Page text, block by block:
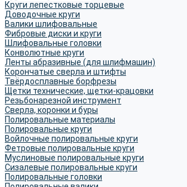
Круги лепестковые торцевые
Доводочные круги
Валики шлифовальные
Фибровые диски и круги
Шлифовальные головки
Конволютные круги
Ленты абразивные (для шлифмашин)
Корончатые сверла и штифты
Твёрдосплавные борфрезы
Щетки технические, щетки-крацовки
Резьбонарезной инструмент
Сверла, коронки и буры
Полировальные материалы
Полировальные круги
Войлочные полировальные круги
Фетровые полировальные круги
Муслиновые полировальные круги
Cизалевые полировальные круги
Полировальные головки